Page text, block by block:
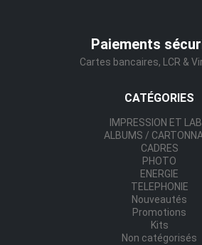
Paiements
Cartes bancaires, LCR &
CATÉGORIES
IMPRESSION ET
ALBUMS /
CADRES
PHOTO
ENERGIE
TELEPHONIE
Nouveautés
Promotions
Kits
Non catégorisés